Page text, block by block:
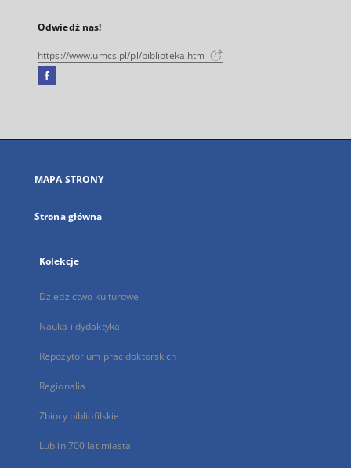
Odwiedź nas!
https://www.umcs.pl/pl/biblioteka.htm
Facebook
się
karcie
MAPA STRONY
Strona główna
Kolekcje
Dziedzictwo kulturowe
Nauka i dydaktyka
Repozytorium prac doktorskich
Regionalia
Zbiory bibliofilskie
Lublin 700 lat miasta